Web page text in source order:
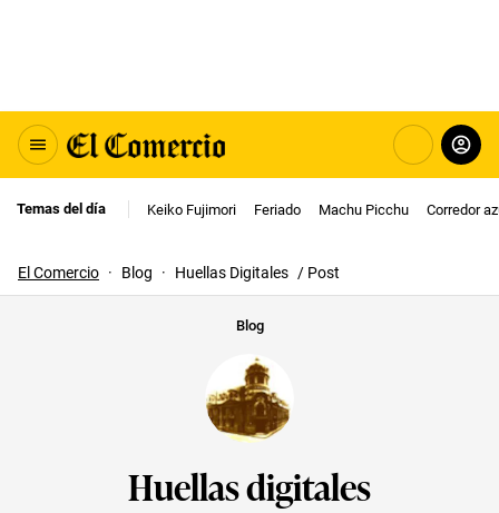
Temas del día Keiko Fujimori Feriado Machu Picchu Corredor
El Comercio · Blog · Huellas Digitales / Post
Blog
Huellas digitales